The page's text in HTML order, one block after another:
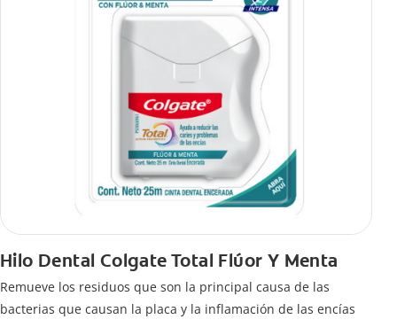
Hilo Dental Colgate Total Flúor Y Menta
Remueve los residuos que son la principal causa de las
bacterias que causan la placa y la inflamación de las encías